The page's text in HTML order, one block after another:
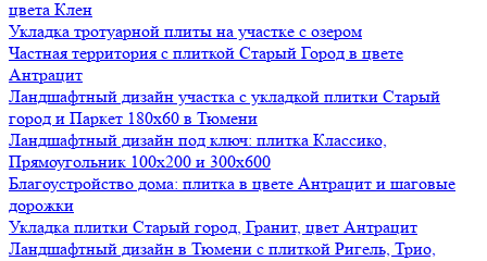
цвета Клен
Укладка тротуарной плиты на участке с озером
Частная территория с плиткой Старый Город в цвете
Антрацит
Ландшафтный дизайн участка с укладкой плитки Старый
город и Паркет 180х60 в Тюмени
Ландшафтный дизайн под ключ: плитка Классико,
Прямоугольник 100х200 и 300х600
Благоустройство дома: плитка в цвете Антрацит и шаговые
дорожки
Укладка плитки Старый город, Гранит, цвет Антрацит
Ландшафтный дизайн в Тюмени с плиткой Ригель, Трио,